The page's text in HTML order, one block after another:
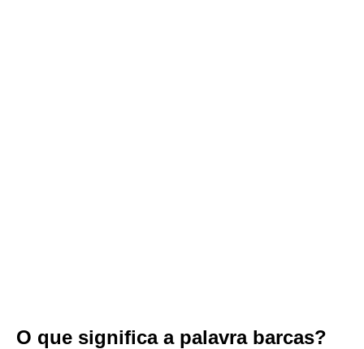
O que significa a palavra barcas?